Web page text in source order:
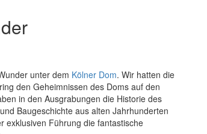
unter dem Kölner Dom. Wir hatten die
den Geheimnissen des Doms auf den
in den Ausgrabungen die Historie des
Baugeschichte aus alten Jahrhunderten
exklusiven Führung die fantastische